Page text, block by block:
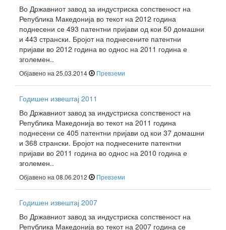
Во Државниот завод за индустриска сопственост на
Република Македонија во текот на 2012 година
поднесени се 493 патентни пријави од кои 50 домашни
и 443 странски. Бројот на поднесените патентни
пријави во 2012 година во однос на 2011 година е
зголемен..
Објавено на 25.03.2014 Превземи
Годишен извештај 2011
Во Државниот завод за индустриска сопственост на
Република Македонија во текот на 2011 година
поднесени се 405 патентни пријави од кои 37 домашни
и 368 странски. Бројот на поднесените патентни
пријави во 2011 година во однос на 2010 година е
зголемен..
Објавено на 08.06.2012 Превземи
Годишен извештај 2007
Во Државниот завод за индустриска сопственост на
Република Македонија во текот на 2007 година се